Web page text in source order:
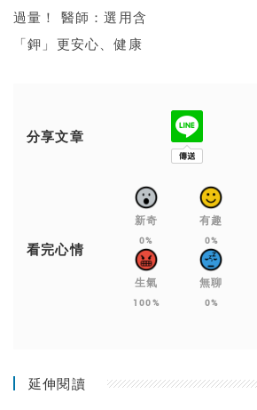
過量！ 醫師：選用含
「鉀」更安心、健康
分享文章
看完心情
新奇
0%
有趣
0%
生氣
100%
無聊
0%
延伸閱讀